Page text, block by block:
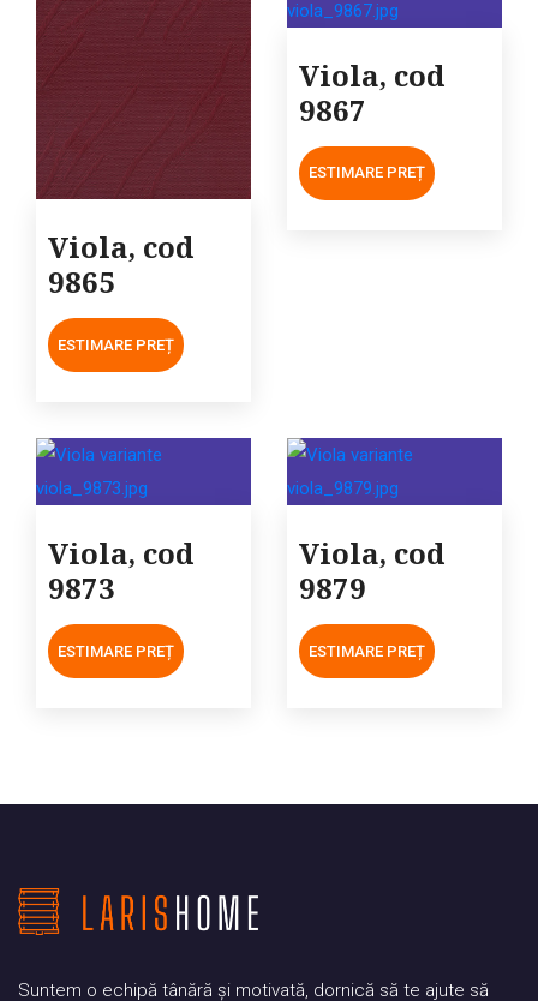
Viola, cod
9865
ESTIMARE PREȚ
Viola, cod
9867
ESTIMARE PREȚ
Viola, cod
9873
ESTIMARE PREȚ
Viola, cod
9879
ESTIMARE PREȚ
Suntem o echipă tânără și motivată, dornică să te ajute să